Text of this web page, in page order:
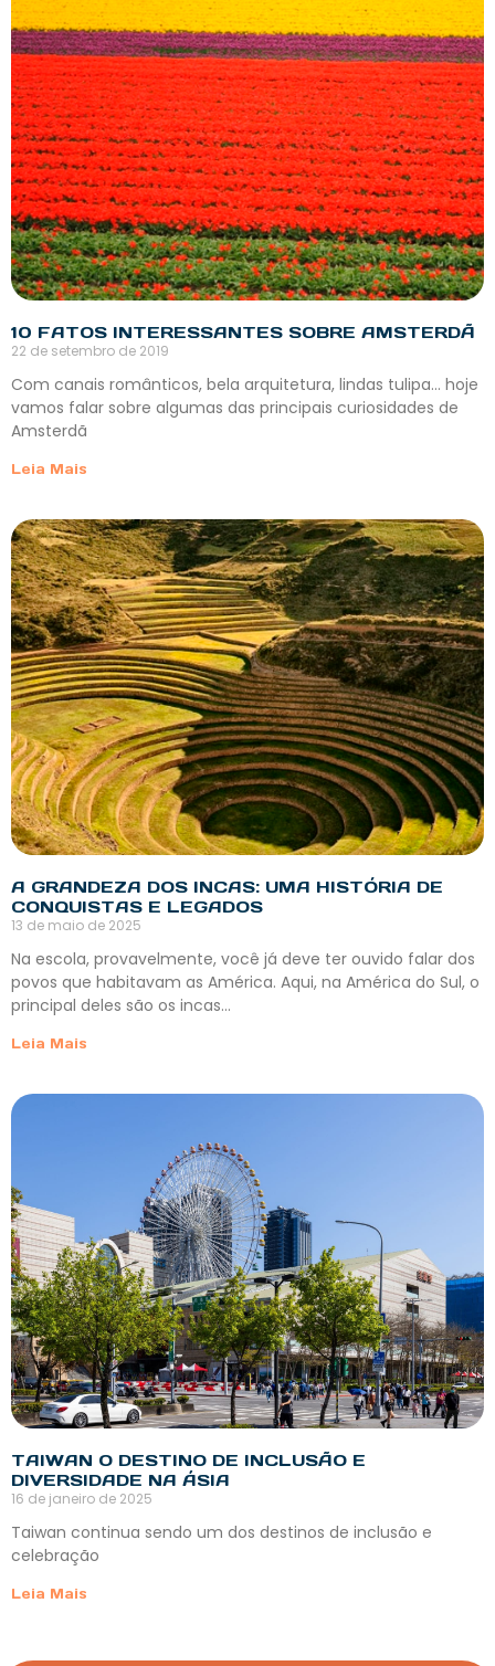
10 FATOS INTERESSANTES SOBRE AMSTERDÃ
22 de setembro de 2019
Com canais românticos, bela arquitetura, lindas tulipa… hoje
vamos falar sobre algumas das principais curiosidades de
Amsterdã
Leia Mais
A GRANDEZA DOS INCAS: UMA HISTÓRIA DE
CONQUISTAS E LEGADOS
13 de maio de 2025
Na escola, provavelmente, você já deve ter ouvido falar dos
povos que habitavam as América. Aqui, na América do Sul, o
principal deles são os incas…
Leia Mais
TAIWAN O DESTINO DE INCLUSÃO E
DIVERSIDADE NA ÁSIA
16 de janeiro de 2025
Taiwan continua sendo um dos destinos de inclusão e
celebração
Leia Mais